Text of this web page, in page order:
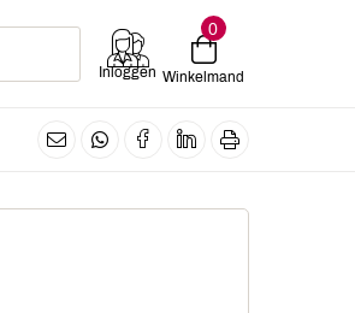
Inloggen
0
Winkelmand